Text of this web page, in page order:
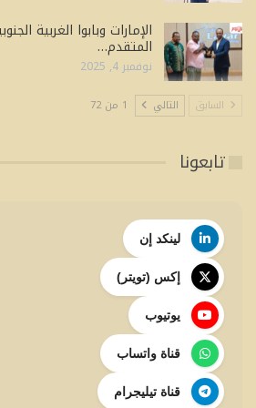
الإمارات وبابوا الغربية
المتقدم…
نوفمبر 4, 2025
السابق التالي 1 من 72
تابعونا
لينكد إن
إكس (تويتر)
يوتيوب
قناة واتساب
قناة تيليجرام